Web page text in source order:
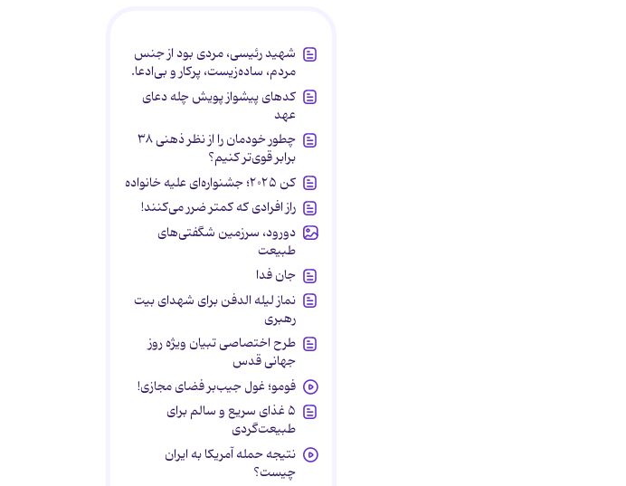
شهید رئیسی، مردی بود از جنس
مردم، ساده‌زیست، پرکار و بی‌ادعا.
کدهای پیشواز پویش چله دعای
عهد
چطور خودمان را از نظر ذهنی ۳۸
برابر قوی‌تر کنیم؟
کن ۲۰۲۵؛ جشنواره‌ای علیه خانواده
راز افرادی که کمتر ضرر می‌کنند!
دورود، سرزمین شگفتی‌های
طبیعت
جان فدا
نماز لیله الدفن برای شهدای بیت
رهبری
طرح اختصاصی تبیان ویژه روز
جهانی قدس
فومو؛ غول جیب‌بر فضای مجازی!
۵ غذای سریع و سالم برای
طبیعت‌گردی
نتیجه حمله آمریکا به ایران
چیست؟